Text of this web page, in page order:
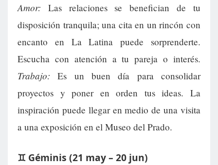
Amor: Las relaciones se benefician de tu
disposición tranquila; una cita en un rincón con
encanto en La Latina puede sorprenderte.
Escucha con atención a tu pareja o interés.
Trabajo: Es un buen día para consolidar
proyectos y poner en orden tus ideas. La
inspiración puede llegar en medio de una visita
a una exposición en el Museo del Prado.
♊ Géminis (21 may – 20 jun)